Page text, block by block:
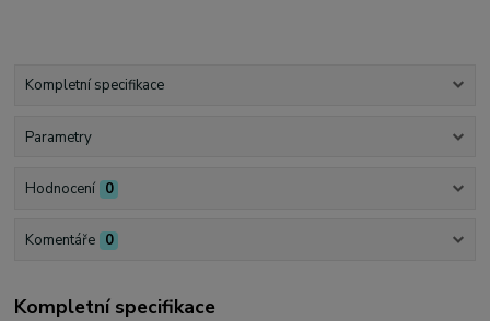
Kompletní specifikace
Parametry
Hodnocení 0
Komentáře 0
Kompletní specifikace